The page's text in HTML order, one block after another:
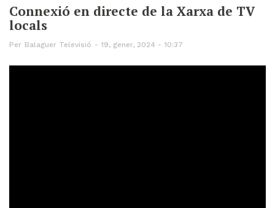
Connexió en directe de la Xarxa de TV
locals
Per Balaguer Televisió 19, gener, 2024 - 10:37